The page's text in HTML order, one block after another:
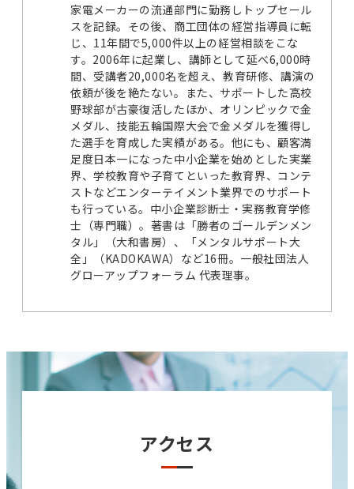
家電メーカーの流通部門に勤務しトップセール
スを記録。その後、商工団体の経営指導員に転
じ、11年間で5,000件以上の経営相談をこな
す。2006年に起業し、講師として延べ6,000時
間、受講者20,000名を超え、教育研修、講演の
依頼が後を絶たない。また、サポートした高校
野球部が古豪復活したほか、オリンピックで金
メダル、技能五輪国際大会で金メダルを獲得し
た選手を育成した実績がある。他にも、顧客満
足度日本一になった中小企業を始めとした実業
界、学校教育や子育てといった教育界、コンテ
ストなどエンターテイメント業界でのサポート
も行っている。中小企業診断士・実務教育学修
士（専門職）。著書は「勝者のゴールデンメン
タル」（大和書房）、「メンタルサポート大
全」（KADOKAWA）など16冊。一般社団法人
グローアップフォーラム 代表理事。
アクセス